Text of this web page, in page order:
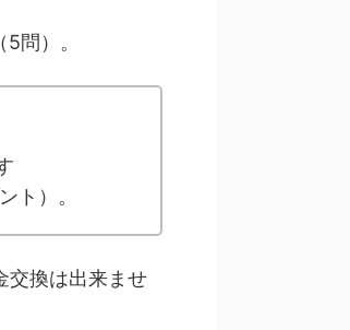
問）。
ト）。
交換は出来ませ